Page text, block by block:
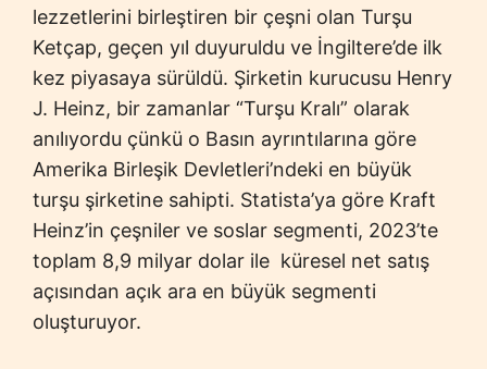
lezzetlerini birleştiren bir çeşni olan Turşu
Ketçap, geçen yıl duyuruldu ve İngiltere’de ilk
kez piyasaya sürüldü. Şirketin kurucusu Henry
J. Heinz, bir zamanlar “Turşu Kralı” olarak
anılıyordu çünkü o Basın ayrıntılarına göre
Amerika Birleşik Devletleri’ndeki en büyük
turşu şirketine sahipti. Statista’ya göre Kraft
Heinz’in çeşniler ve soslar segmenti, 2023’te
toplam 8,9 milyar dolar ile küresel net satış
açısından açık ara en büyük segmenti
oluşturuyor.